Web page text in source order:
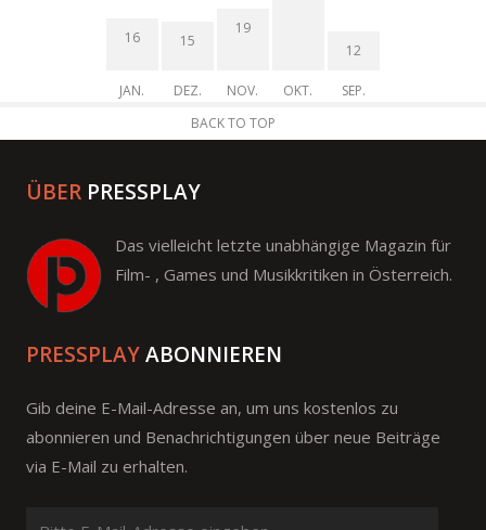
16
JAN.
15
DEZ.
19
NOV. OKT.
12
SEP.
BACK TO TOP
ÜBER PRESSPLAY
Das vielleicht letzte unabhängige Magazin für
Film- , Games und Musikkritiken in Österreich.
PRESSPLAYABONNIEREN
Gib deine E-Mail-Adresse an, um uns kostenlos zu
abonnieren und Benachrichtigungen über neue Beiträge
via E-Mail zu erhalten.